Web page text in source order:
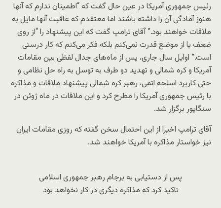
رئیس جمهوری آمریکا در عین حال گفت که “اطمینان ندارم که آنها
هنوز آمادگی آن را داشته باشند اما معتقدم که عاقبت آنها مایل به
ملاقات خواهند بود.” آقای ترامپ گفت که این پیشنهاد را “از روی
ضعف یا از موضع قدرت نمی‌کنم بلکه فکر می‌کنم که کار درستی
است.” اوایل سال جاری، پس از ماه‌های جدال لفظی بین مقامات
آمریکا و کره شمالی و تهدید دو طرف به توسل به راه حل نظامی و
حتی کاربرد اسلحه اتمی، رهبر کره شمالی پیشنهاد ملاقات و مذاکره
با رئیس جمهوری آمریکا را مطرح کرد و این ملاقات در ماه ژوئن در
سنگاپور برگزار شد.
آقای ترامپ اخیرا از این احتمال سخن گفته که روزی مقامات ایران
نیز خواستار مذاکره با آمریکا خواهند شد.
پس از دستیابی به برجام رهبر جمهوری اسلامی
تاکید کرد که مذاکره دیگری در کار نخواهد بود